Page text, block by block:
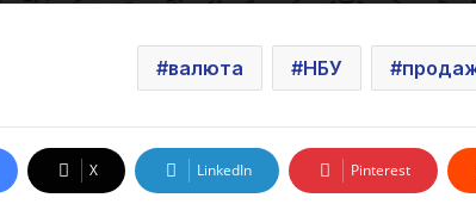
валюта НБУ
X LinkedIn Pinterest